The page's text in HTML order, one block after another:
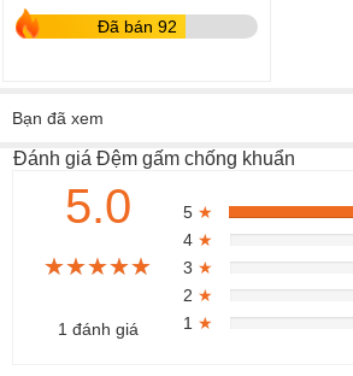
Đã bán 92
Bạn đã xem
Đánh giá Đệm gấm chống khuẩn
5.0
★★★★★
★★★★★
★★★★★
1 đánh giá
5 ★
4 ★
3 ★
2 ★
1 ★